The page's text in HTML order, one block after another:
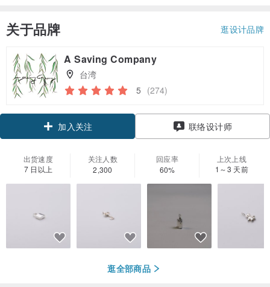
关于品牌 逛设计品牌
A Saving Company
台湾
5 (274)
加入关注 联络设计师
出货速度
7 日以上
关注人数
2,300
回应率
60%
上次上线
1～3 天前
逛全部商品